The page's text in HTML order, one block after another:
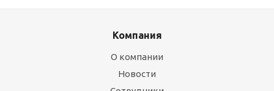
Компания
О компании
Новости